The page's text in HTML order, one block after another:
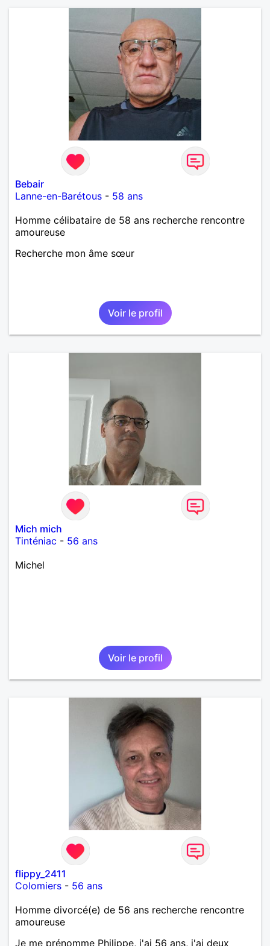
Bebair
Lanne-en-Barétous - 58 ans
Homme célibataire de 58 ans recherche rencontre
amoureuse
Recherche mon âme sœur
Voir le profil
Mich mich
Tinténiac - 56 ans
Michel
Voir le profil
flippy_2411
Colomiers - 56 ans
Homme divorcé(e) de 56 ans recherche rencontre
amoureuse
Je me prénomme Philippe, j'ai 56 ans, j'ai deux